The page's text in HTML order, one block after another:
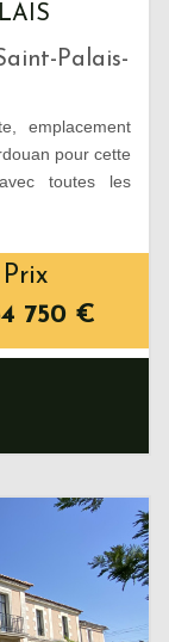
Palais-
emplacement
pour cette
toutes les
Prix
750 €